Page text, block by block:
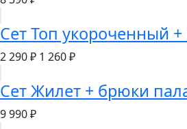
Сет Топ укороченный
2 290 ₽ 1 260 ₽
Сет Жилет + брюки
9 990 ₽